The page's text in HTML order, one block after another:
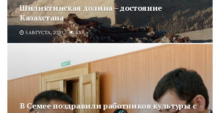
Шиликтинская долина – достояние
Казахстана
5 АВГУСТА, 2020 53
В Семее поздравили работников культуры с